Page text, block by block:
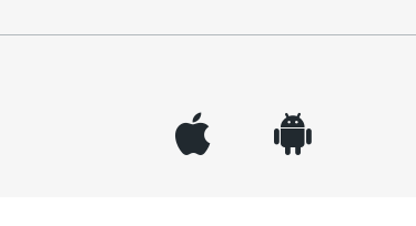
appleinc android